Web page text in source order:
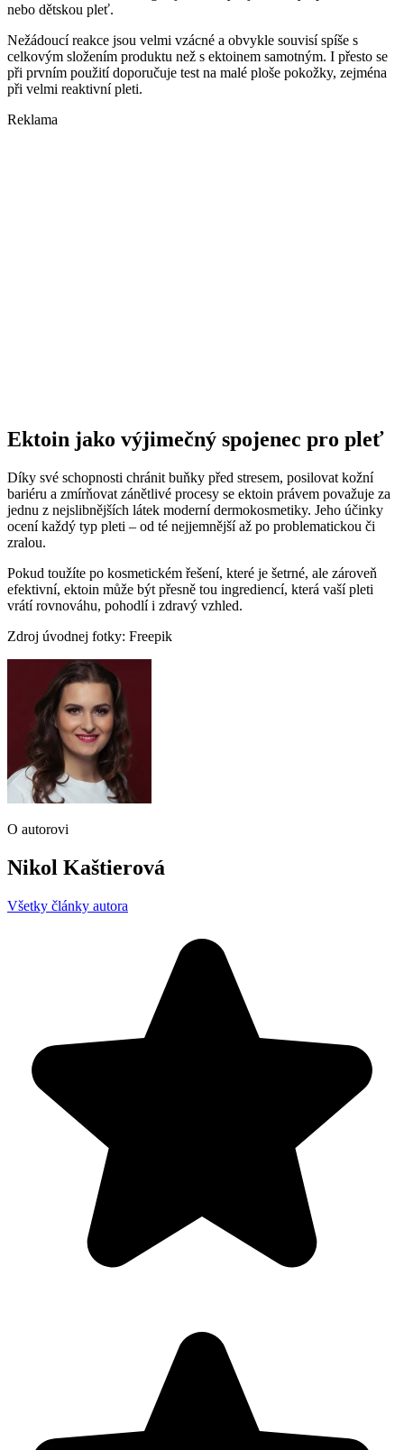
nebo dětskou pleť.
Nežádoucí reakce jsou velmi vzácné a obvykle souvisí spíše s
celkovým složením produktu než s ektoinem samotným. I přesto se
při prvním použití doporučuje test na malé ploše pokožky, zejména
při velmi reaktivní pleti.
Reklama
Ektoin jako výjimečný spojenec pro pleť
Díky své schopnosti chránit buňky před stresem, posilovat kožní
bariéru a zmírňovat zánětlivé procesy se ektoin právem považuje za
jednu z nejslibnějších látek moderní dermokosmetiky. Jeho účinky
ocení každý typ pleti – od té nejjemnější až po problematickou či
zralou.
Pokud toužíte po kosmetickém řešení, které je šetrné, ale zároveň
efektivní, ektoin může být přesně tou ingrediencí, která vaší pleti
vrátí rovnováhu, pohodlí i zdravý vzhled.
Zdroj úvodnej fotky: Freepik
O autorovi
Nikol Kaštierová
Všetky články autora